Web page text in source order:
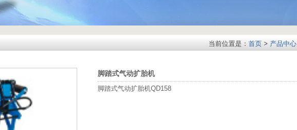
当前位置是： 首页 > 产品中心
脚踏式气动扩胎机
脚踏式气动扩胎机QD158